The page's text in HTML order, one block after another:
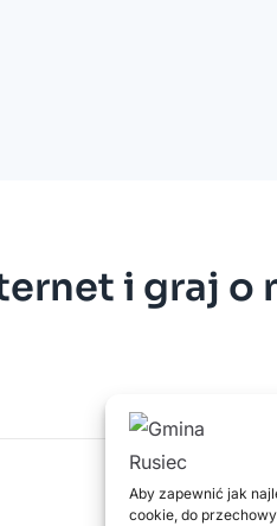
Aby zapewnić jak
cookie, do
i graj